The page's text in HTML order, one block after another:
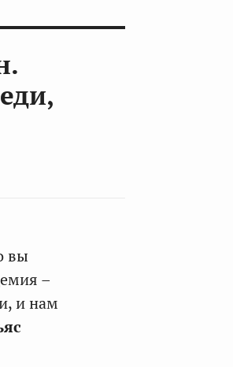
вы
–
и нам